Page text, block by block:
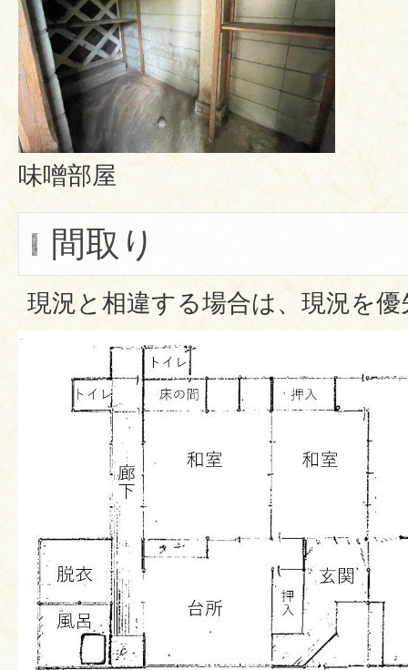
味噌部屋
間取り
現況と相違する場合は、現況を